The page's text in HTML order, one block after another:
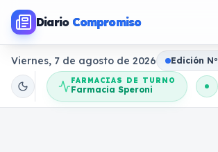
Diario Compromiso
Viernes, 7 de agosto de 2026 Edición No
FARMACIAS DE TURNO
Farmacia Speroni